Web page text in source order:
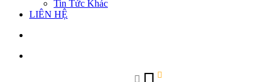
Tin Tức Khác
LIÊN HỆ